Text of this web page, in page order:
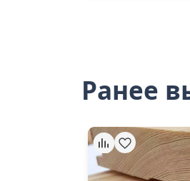
Ранее